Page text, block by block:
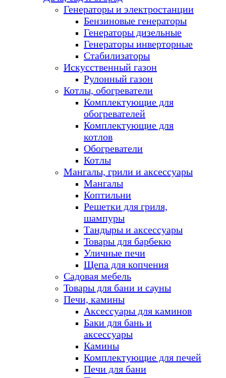
Генераторы и электростанции
Бензиновые генераторы
Генераторы дизельные
Генераторы инверторные
Стабилизаторы
Искусственный газон
Рулонный газон
Котлы, обогреватели
Комплектующие для
обогревателей
Комплектующие для
котлов
Обогреватели
Котлы
Мангалы, грили и аксессуары
Мангалы
Коптильни
Решетки для гриля,
шампуры
Тандыры и аксессуары
Товары для барбекю
Уличные печи
Щепа для копчения
Садовая мебель
Товары для бани и сауны
Печи, камины
Аксессуары для каминов
Баки для бань и
аксессуары
Камины
Комплектующие для печей
Печи для бани